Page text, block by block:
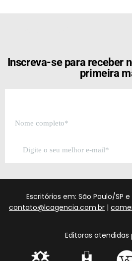
Inscreva-se para receber
primeira
Escritórios em: São Paulo/SP
contato@lcagencia.com.br |
Editoras atendidas